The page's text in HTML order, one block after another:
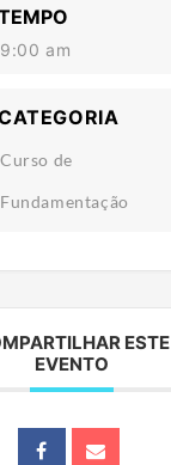
9:00 am
Curso de
Fundamentação
ESTE
EVENTO